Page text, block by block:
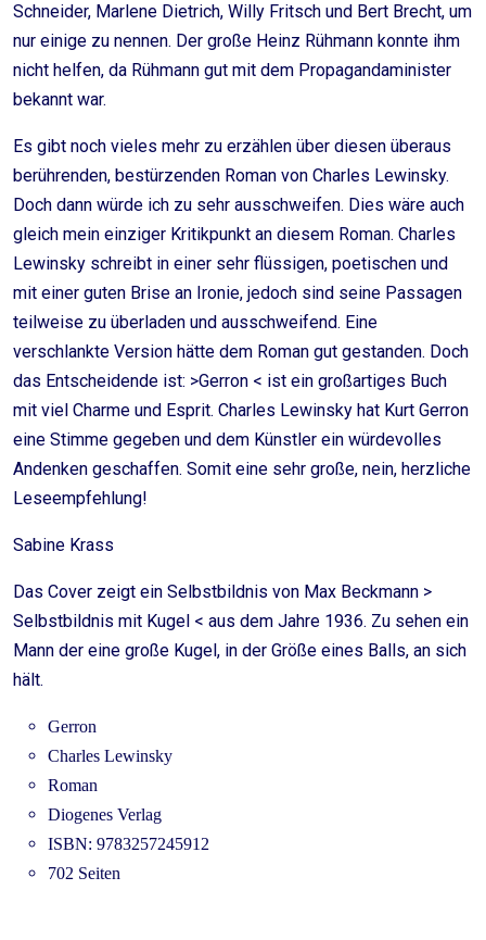
Schneider, Marlene Dietrich, Willy Fritsch und Bert Brecht, um
nur einige zu nennen. Der große Heinz Rühmann konnte ihm
nicht helfen, da Rühmann gut mit dem Propagandaminister
bekannt war.
Es gibt noch vieles mehr zu erzählen über diesen überaus
berührenden, bestürzenden Roman von Charles Lewinsky.
Doch dann würde ich zu sehr ausschweifen. Dies wäre auch
gleich mein einziger Kritikpunkt an diesem Roman. Charles
Lewinsky schreibt in einer sehr flüssigen, poetischen und
mit einer guten Brise an Ironie, jedoch sind seine Passagen
teilweise zu überladen und ausschweifend. Eine
verschlankte Version hätte dem Roman gut gestanden. Doch
das Entscheidende ist: >Gerron < ist ein großartiges Buch
mit viel Charme und Esprit. Charles Lewinsky hat Kurt Gerron
eine Stimme gegeben und dem Künstler ein würdevolles
Andenken geschaffen. Somit eine sehr große, nein, herzliche
Leseempfehlung!
Sabine Krass
Das Cover zeigt ein Selbstbildnis von Max Beckmann >
Selbstbildnis mit Kugel < aus dem Jahre 1936. Zu sehen ein
Mann der eine große Kugel, in der Größe eines Balls, an sich
hält.
Gerron
Charles Lewinsky
Roman
Diogenes Verlag
ISBN: 9783257245912
702 Seiten